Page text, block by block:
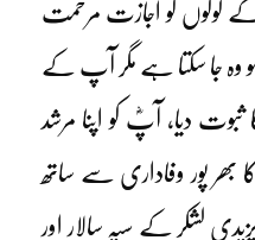
لوگوں کو اجازت مرحمت
وہ جا سکتا ہے مگر آپ کے
دیا، آپؓ کو اپنا مرشد
پور وفاداری سے ساتھ
لشکر کے سپہ سالار اور